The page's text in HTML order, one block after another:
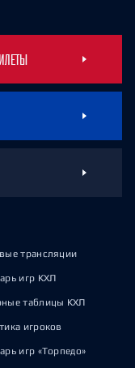
трансляции
игр КХЛ
таблицы КХЛ
игроков
игр «Торпедо»